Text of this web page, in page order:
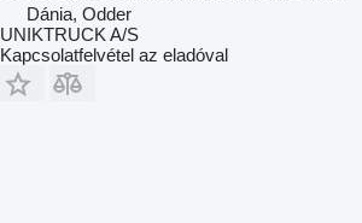
Dánia, Odder
UNIKTRUCK A/S
Kapcsolatfelvétel az eladóval